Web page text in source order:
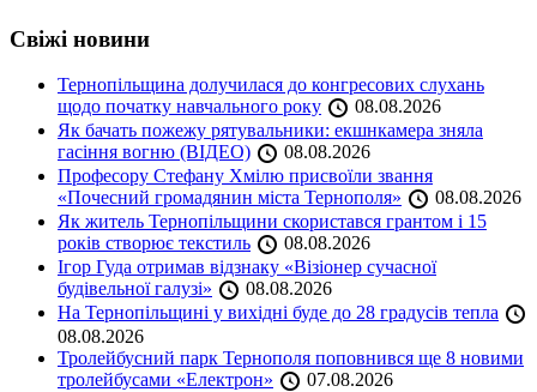
Свіжі новини
Тернопільщина долучилася до конгресових слухань
щодо початку навчального року
08.08.2026
Як бачать пожежу рятувальники: екшнкамера зняла
гасіння вогню (ВІДЕО)
08.08.2026
Професору Стефану Хмілю присвоїли звання
«Почесний громадянин міста Тернополя»
08.08.2026
Як житель Тернопільщини скористався грантом і 15
років створює текстиль
08.08.2026
Ігор Гуда отримав відзнаку «Візіонер сучасної
будівельної галузі»
08.08.2026
На Тернопільщині у вихідні буде до 28 градусів тепла
08.08.2026
Тролейбусний парк Тернополя поповнився ще 8 новими
тролейбусами «Електрон»
07.08.2026